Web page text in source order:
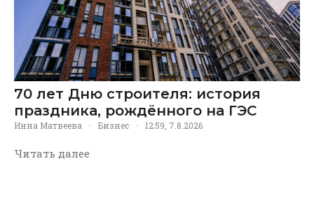
70 лет Дню строителя: история
праздника, рождённого на ГЭС
Инна Матвеева · Бизнес · 12:59, 7.8.2026
Читать далее